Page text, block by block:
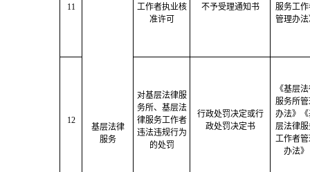
11
基层法律
服务
工作者执业核
准许可
不予受理通知书
服务工作
管理办法
12
对基层法律服
务所、基层法
律服务工作者
违法违规行为
的处罚
行政处罚决定或行
政处罚决定书
《基层
服务所管
办法》《
层法律服
工作者管
办法》